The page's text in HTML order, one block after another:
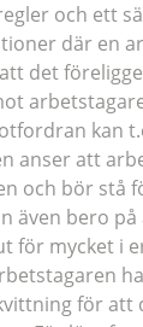
och ett
där en
det
kan
anser att
och bör stå
även bero
för mycket i
för att